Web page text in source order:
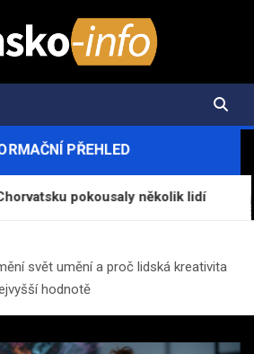
a zpravodajství
PŘEHLED
pokousaly několik lidí
svět umění a proč lidská kreativita
hodnotě